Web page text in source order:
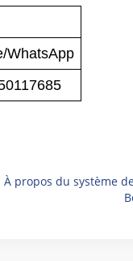
WhatsApp
À propos du système